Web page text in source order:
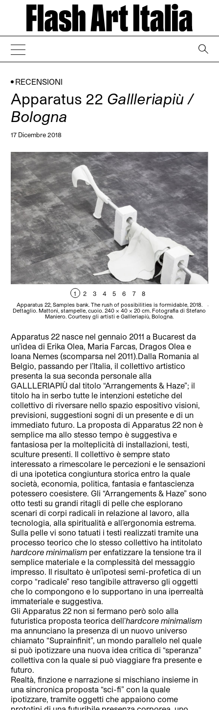
RECENSIONI
Apparatus 22 Gallleriapiù /
Bologna
17 Dicembre 2018
1 2 3 4 5 6 7 8
Apparatus 22, Samples bank. The rush of possibilities is formidable, 2018.
Dettaglio. Mattoni, stampelle, cuoio. 240 × 40 × 20 cm. Fotografia di Stefano
Maniero. Courtesy gli artisti e Gallleriapiù, Bologna.
Apparatus 22 nasce nel gennaio 2011 a Bucarest da
un’idea di Erika Olea, Maria Farcas, Dragos Olea e
Ioana Nemes (scomparsa nel 2011). Dalla Romania al
Belgio, passando per l’Italia, il collettivo artistico
presenta la sua seconda personale alla
GALLLERIAPIÙ dal titolo “Arrangements & Haze”; il
titolo ha in serbo tutte le intenzioni estetiche del
collettivo di riversare nello spazio espositivo visioni,
previsioni, suggestioni sogni di un presente e di un
immediato futuro. La proposta di Apparatus 22 non è
semplice ma allo stesso tempo è suggestiva e
fantasiosa per la molteplicità di installazioni, testi,
sculture presenti. Il collettivo è sempre stato
interessato a rimescolare le percezioni e le sensazioni
di una ipotetica congiuntura storica entro la quale
società, economia, politica, fantasia e fantascienza
potessero coesistere. Gli “Arrangements & Haze” sono
otto testi su grandi ritagli di pelle che esplorano
scenari di corpi radicali in relazione al lavoro, alla
tecnologia, alla spiritualità e all’ergonomia estrema.
Sulla pelle vi sono tatuati i testi realizzati tramite una
processo teorico che lo stesso collettivo ha intitolato
hardcore minimalism per enfatizzare la tensione tra il
semplice materiale e la complessità del messaggio
impresso. Il risultato è un’ipotesi semi-profetica di un
corpo “radicale” reso tangibile attraverso gli oggetti
che lo compongono e lo supportano in una iperrealtà
immateriale e suggestiva.
Gli Apparatus 22 non si fermano però solo alla
futuristica proposta teorica dell’hardcore minimalism
ma annunciano la presenza di un nuovo universo
chiamato “Suprainfinit”, un mondo parallelo nel quale
si può ipotizzare una nuova idea critica di “speranza”
collettiva con la quale si può viaggiare fra presente e
futuro.
Realtà, finzione e narrazione si mischiano insieme in
una sincronica proposta “sci-fi” con la quale
ipotizzare, tramite oggetti che appaiono come